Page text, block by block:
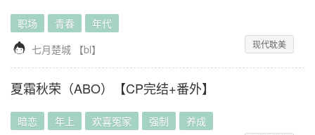
职场 青春 年代
 七月楚城 【bl】 现代耽美
夏霜秋荣（ABO）【CP完结+番外】
暗恋 年上 欢喜冤家 强制 养成